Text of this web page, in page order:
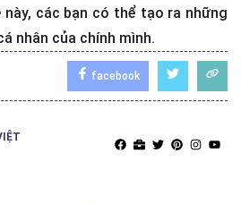
này, các bạn có thể tạo ra những
nhân của chính mình.
facebook